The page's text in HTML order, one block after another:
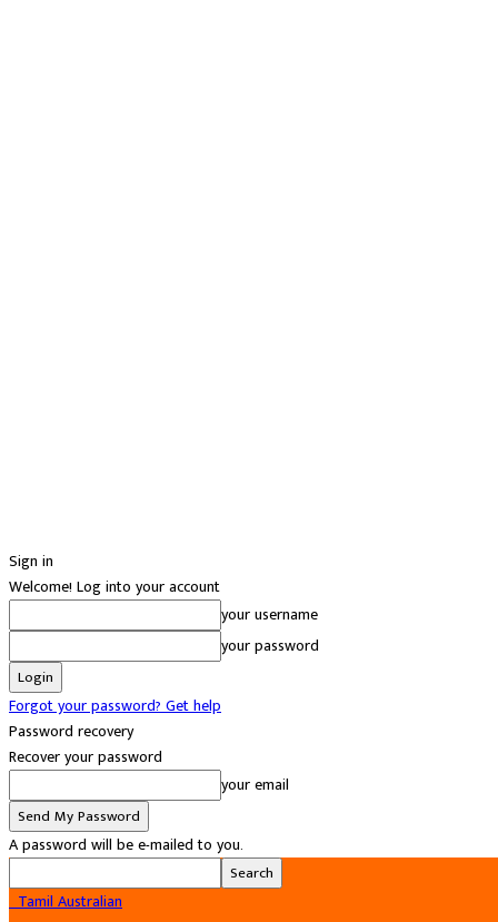
Sign in
Welcome! Log into your account
your username
your password
Forgot your password? Get help
Password recovery
Recover your password
your email
A password will be e-mailed to you.
Tamil Australian